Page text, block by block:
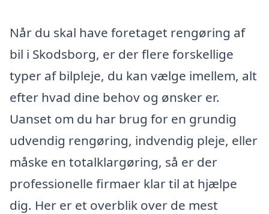
Når du skal have foretaget rengøring af
bil i Skodsborg, er der flere forskellige
typer af bilpleje, du kan vælge imellem, alt
efter hvad dine behov og ønsker er.
Uanset om du har brug for en grundig
udvendig rengøring, indvendig pleje, eller
måske en totalklargøring, så er der
professionelle firmaer klar til at hjælpe
dig. Her er et overblik over de mest